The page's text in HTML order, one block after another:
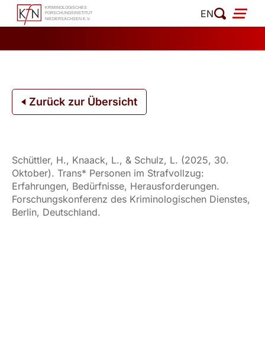
Zum
Inhalt
EN
Zurück zur Übersicht
Schüttler, H., Knaack, L., & Schulz, L. (2025, 30.
Oktober). Trans* Personen im Strafvollzug:
Erfahrungen, Bedürfnisse, Herausforderungen.
Forschungskonferenz des Kriminologischen Dienstes,
Berlin, Deutschland.